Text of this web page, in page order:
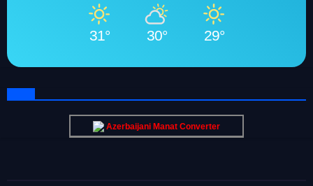
31° 30° 29°
Azerbaijani Manat Converter